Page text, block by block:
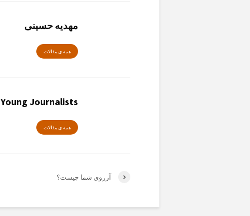
مهدیه حسینی
همە ی مقالات
Young Journalists
همە ی مقالات
آرزوی شما چیست؟